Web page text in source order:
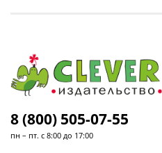
8 (800) 505-07-55
пн – пт. с 8:00 до